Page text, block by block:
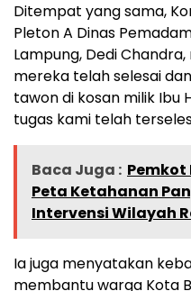
Ditempat yang sama,
Pleton A Dinas
Lampung, Dedi
mereka telah selesai
tawon di kosan milik Ibu
tugas kami telah
Baca Juga : Pemkot
Peta Ketahanan
Intervensi Wilayah
Ia juga menyatakan
membantu warga Kota